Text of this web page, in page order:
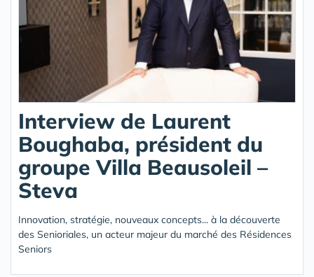
Interview de Laurent
Boughaba, président du
groupe Villa Beausoleil –
Steva
Innovation, stratégie, nouveaux concepts... à la découverte
des Senioriales, un acteur majeur du marché des Résidences
Seniors